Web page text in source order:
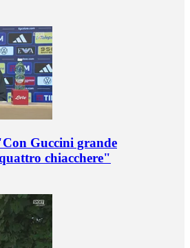
Guccini grande
chiacchere"